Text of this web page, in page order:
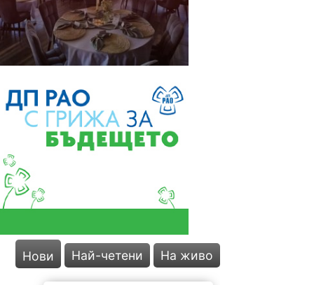
Нови Най-четени На живо
Наградиха